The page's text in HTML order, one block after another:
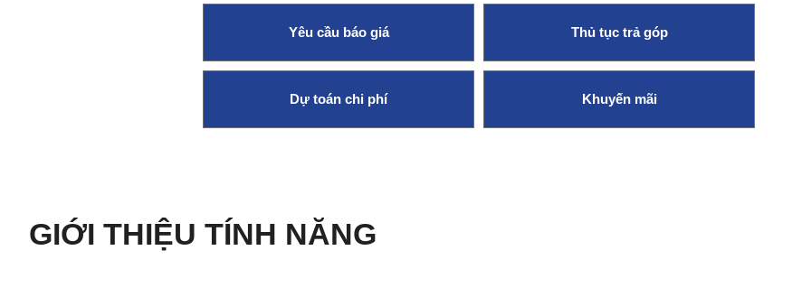
Yêu cầu báo giá Thủ tục trả góp
Dự toán chi phí Khuyến mãi
GIỚI THIỆU TÍNH NĂNG